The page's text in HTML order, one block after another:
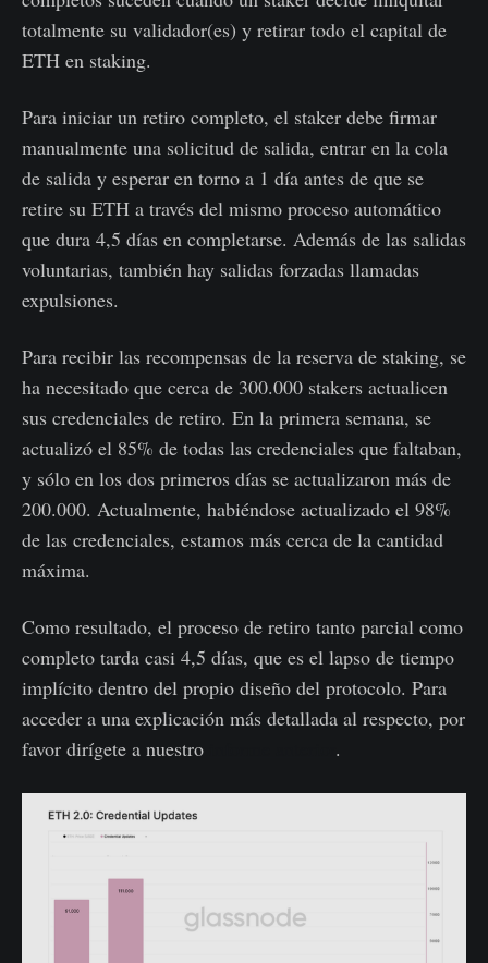
totalmente su validador(es) y retirar todo el capital de
ETH en staking.
Para iniciar un retiro completo, el staker debe firmar
manualmente una solicitud de salida, entrar en la cola
de salida y esperar en torno a 1 día antes de que se
retire su ETH a través del mismo proceso automático
que dura 4,5 días en completarse. Además de las salidas
voluntarias, también hay salidas forzadas llamadas
expulsiones.
Para recibir las recompensas de la reserva de staking, se
ha necesitado que cerca de 300.000 stakers actualicen
sus credenciales de retiro. En la primera semana, se
actualizó el 85% de todas las credenciales que faltaban,
y sólo en los dos primeros días se actualizaron más de
200.000. Actualmente, habiéndose actualizado el 98%
de las credenciales, estamos más cerca de la cantidad
máxima.
Como resultado, el proceso de retiro tanto parcial como
completo tarda casi 4,5 días, que es el lapso de tiempo
implícito dentro del propio diseño del protocolo. Para
acceder a una explicación más detallada al respecto, por
favor dirígete a nuestro
.